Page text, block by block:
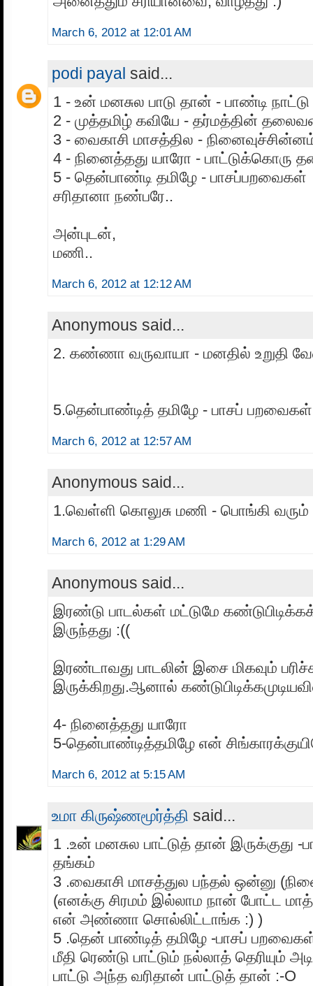
March 6, 2012 at 12:01 AM
podi payal said...
1 - உன் மனசுல பாடு தான் - பாண்டி
2 - முத்தமிழ் கவியே - தர்மத்தின்
3 - வைகாசி மாசத்தில -
4 - நினைத்தது யாரோ - பாட்டுக்கொரு
5 - தென்பாண்டி தமிழே - பாசப்பறவைகள்
சரிதானா நண்பரே..
அன்புடன்,
மணி..
March 6, 2012 at 12:12 AM
Anonymous said...
2. கண்ணா வருவாயா - மனதில் உறுதி
5.தென்பாண்டித் தமிழே - பாசப்
March 6, 2012 at 12:57 AM
Anonymous said...
1.வெள்ளி கொலுசு மணி - பொங்கி வரும்
March 6, 2012 at 1:29 AM
Anonymous said...
இரண்டு பாடல்கள் மட்டுமே
இருந்தது :((
இரண்டாவது பாடலின் இசை மிகவும்
இருக்கிறது.ஆனால்
4- நினைத்தது யாரோ
5-தென்பாண்டித்தமிழே என்
March 6, 2012 at 5:15 AM
உமா கிருஷ்ணமூர்த்தி said...
1 .உன் மனசுல பாட்டுத் தான் இருக்குது -
தங்கம்
3 .வைகாசி மாசத்துல பந்தல் ஒன்னு
(எனக்கு சிரமம் இல்லாம நான் போட்ட
என் அண்ணா சொல்லிட்டாங்க :) )
5 .தென் பாண்டித் தமிழே -பாசப்
மீதி ரெண்டு பாட்டும் நல்லாத் தெரியும்
பாட்டு அந்த வரிதான் பாட்டுத் தான் :-O